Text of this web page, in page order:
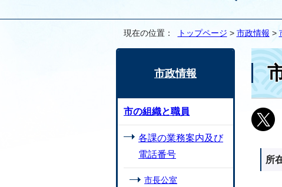
現在の位置： トップページ > 市政情報 >
所
市政情報
市の組織と職員
各課の業務案内及び
電話番号
市長公室